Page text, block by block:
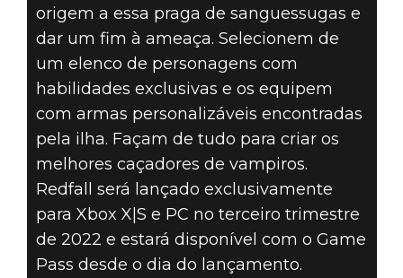
origem a essa praga de sanguessugas e
dar um fim à ameaça. Selecionem de
um elenco de personagens com
habilidades exclusivas e os equipem
com armas personalizáveis encontradas
pela ilha. Façam de tudo para criar os
melhores caçadores de vampiros.
Redfall será lançado exclusivamente
para Xbox X|S e PC no terceiro trimestre
de 2022 e estará disponível com o Game
Pass desde o dia do lançamento.